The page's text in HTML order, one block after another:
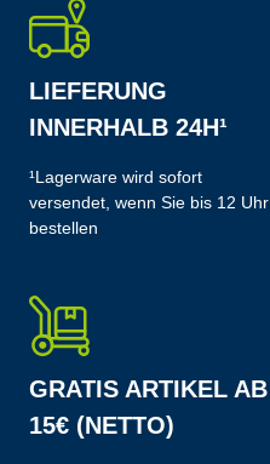
LIEFERUNG
INNERHALB 24H¹
¹Lagerware wird sofort
versendet, wenn Sie bis 12 Uhr
bestellen
GRATIS ARTIKEL AB
15€ (NETTO)